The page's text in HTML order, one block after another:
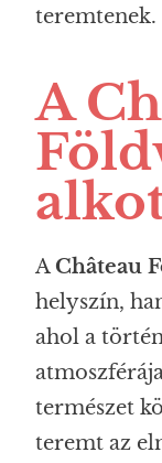
teremtenek.
A
A Château
helyszín,
ahol a
természet
teremt az